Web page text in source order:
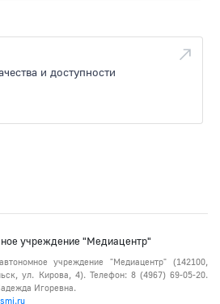
и доступности
учреждение "Медиацентр"
учреждение "Медиацентр" (142100,
ул. Кирова, 4). Телефон: 8 (4967) 69-05-20.
Игоревна.